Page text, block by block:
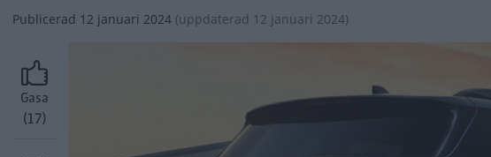
Publicerad 12 januari 2024 (uppdaterad 12 januari 2024)
Gasa
(17)